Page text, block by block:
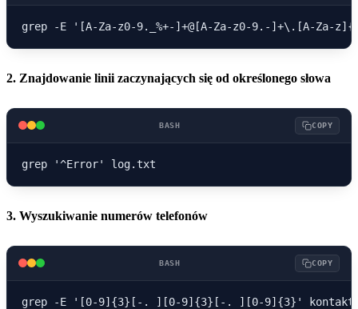
2. Znajdowanie linii zaczynających się od określonego słowa
BASH COPY
3. Wyszukiwanie numerów telefonów
BASH COPY